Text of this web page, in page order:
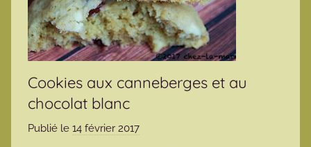
Cookies aux canneberges et au
chocolat blanc
Publié le 14 février 2017